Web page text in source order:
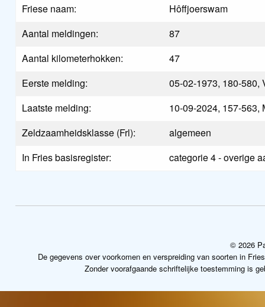
Friese naam:
Hôffjoerswam
Aantal meldingen:
87
Aantal kilometerhokken:
47
Eerste melding:
05-02-1973, 180-580,
Laatste melding:
10-09-2024, 157-563,
Zeldzaamheidsklasse (Frl):
algemeen
In Fries basisregister:
categorie 4 - overige
© 2026
De gegevens over voorkomen en verspreiding van soorten in
Zonder voorafgaande schriftelijke toestemming is